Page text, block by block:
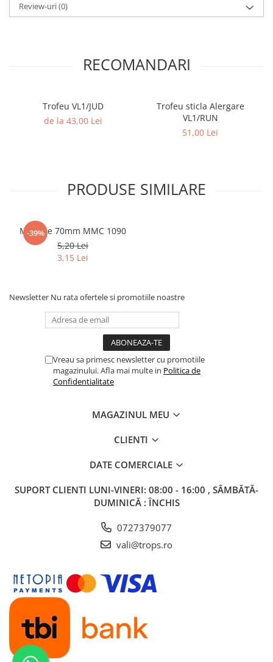
Figurine Outlet
Trofee Personalizate
Columbofili
Review-uri(0)
RECOMANDARI
Trofeu VL1/JUD
de la 43,00 Lei
Trofeu sticla Alergare
VL1/RUN
51,00 Lei
PRODUSE SIMILARE
-39%
Medalie 70mm MMC 1090
5,20 Lei
3,15 Lei
Newsletter Nu rata ofertele si promotiile noastre
Vreau sa primesc newsletter cu promotiile
magazinului. Afla mai multe in Politica de
Confidentialitate
MAGAZINUL MEU
CLIENTI
DATE COMERCIALE
SUPORT CLIENTI LUNI-VINERI: 08:00 - 16:00 , SÂMBĂTĂ-
DUMINICĂ : ÎNCHIS
0727379077
vali@trops.ro